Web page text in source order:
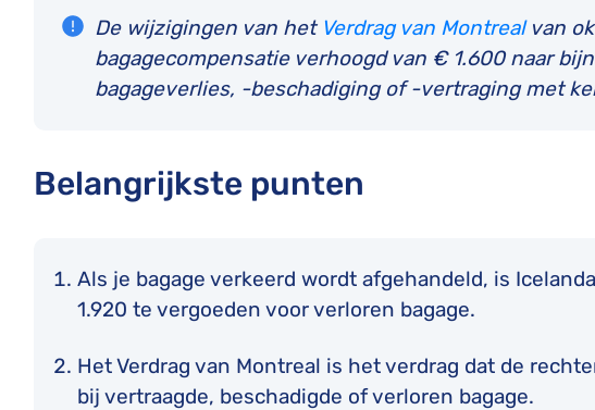
De wijzigingen van het Verdrag van Montrealvan
bagagecompensatie verhoogd van € 1.600 naar
bagageverlies, -beschadiging of -vertraging met
Belangrijkste punten
Als je bagage verkeerd wordt afgehandeld, is
1.920 te vergoeden voor verloren bagage.
Het Verdrag van Montreal is het verdrag dat de
bij vertraagde, beschadigde of verloren bagage.